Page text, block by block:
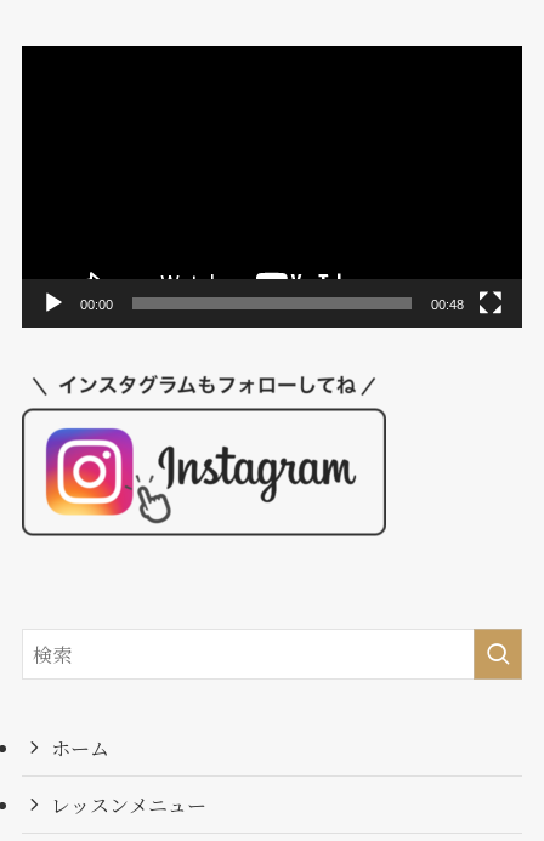
00:00 00:48
ホーム
レッスンメニュー